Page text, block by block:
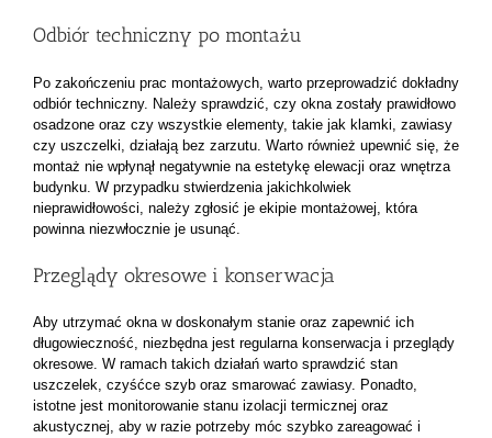
Odbiór techniczny po montażu
Po zakończeniu prac montażowych, warto przeprowadzić dokładny
odbiór techniczny. Należy sprawdzić, czy okna zostały prawidłowo
osadzone oraz czy wszystkie elementy, takie jak klamki, zawiasy
czy uszczelki, działają bez zarzutu. Warto również upewnić się, że
montaż nie wpłynął negatywnie na estetykę elewacji oraz wnętrza
budynku. W przypadku stwierdzenia jakichkolwiek
nieprawidłowości, należy zgłosić je ekipie montażowej, która
powinna niezwłocznie je usunąć.
Przeglądy okresowe i konserwacja
Aby utrzymać okna w doskonałym stanie oraz zapewnić ich
długowieczność, niezbędna jest regularna konserwacja i przeglądy
okresowe. W ramach takich działań warto sprawdzić stan
uszczelek, czyśćce szyb oraz smarować zawiasy. Ponadto,
istotne jest monitorowanie stanu izolacji termicznej oraz
akustycznej, aby w razie potrzeby móc szybko zareagować i